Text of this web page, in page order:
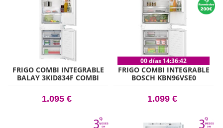
FRIGO COMBI INTEGRABLE
BALAY 3KID834F COMBI
1.095 €
00 días 14:36:41
FRIGO COMBI INTEGRABLE
BOSCH KBN96VSE0
1.099 €